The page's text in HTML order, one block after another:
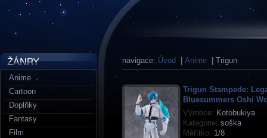
navigace: Úvod Anime | Trigun
Trigun Stampede:
Bluesummers Oshi
Výrobce: Kotobukiya
Kategorie: soška
Měřítko: 1/8
Anime
Cartoon
Doplňky
Fantasy
Film